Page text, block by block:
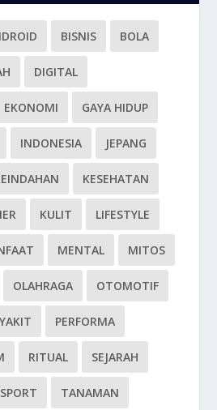
BISNIS BOLA
DIGITAL
EKONOMI GAYA HIDUP
INDONESIA JEPANG
KESEHATAN
KULIT LIFESTYLE
MENTAL MITOS
OLAHRAGA OTOMOTIF
PERFORMA
RITUAL SEJARAH
SPORT TANAMAN